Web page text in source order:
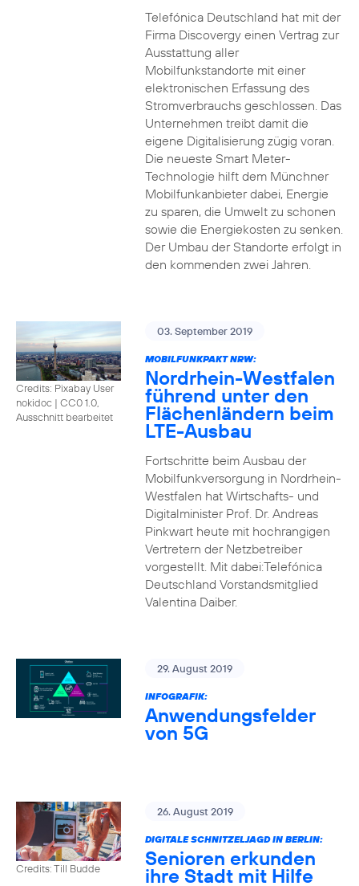
Telefónica Deutschland hat mit der
Firma Discovergy einen Vertrag zur
Ausstattung aller
Mobilfunkstandorte mit einer
elektronischen Erfassung des
Stromverbrauchs geschlossen. Das
Unternehmen treibt damit die
eigene Digitalisierung zügig voran.
Die neueste Smart Meter-
Technologie hilft dem Münchner
Mobilfunkanbieter dabei, Energie
zu sparen, die Umwelt zu schonen
sowie die Energiekosten zu senken.
Der Umbau der Standorte erfolgt in
den kommenden zwei Jahren.
Credits: Pixabay User
nokidoc | CC0 1.0,
Ausschnitt bearbeitet
03. September 2019
MOBILFUNKPAKT NRW:
Nordrhein-Westfalen
führend unter den
Flächenländern beim
LTE-Ausbau
Fortschritte beim Ausbau der
Mobilfunkversorgung in Nordrhein-
Westfalen hat Wirtschafts- und
Digitalminister Prof. Dr. Andreas
Pinkwart heute mit hochrangigen
Vertretern der Netzbetreiber
vorgestellt. Mit dabei:Telefónica
Deutschland Vorstandsmitglied
Valentina Daiber.
29. August 2019
INFOGRAFIK:
Anwendungsfelder
von 5G
Credits: Till Budde
26. August 2019
DIGITALE SCHNITZELJAGD IN BERLIN:
Senioren erkunden
ihre Stadt mit Hilfe